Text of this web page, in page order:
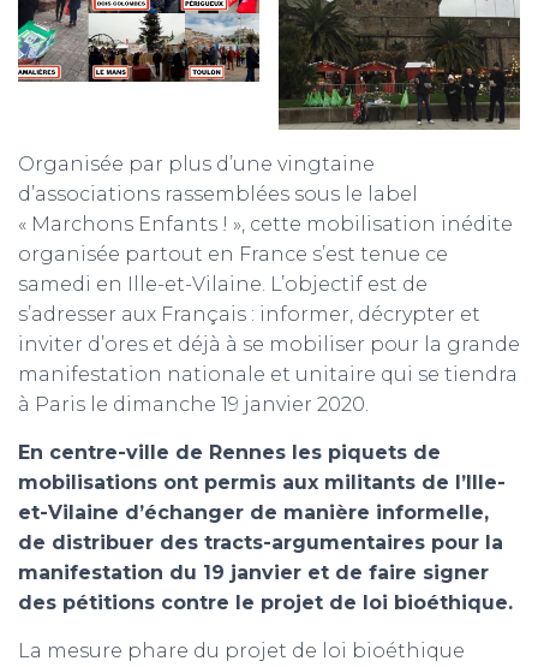
Organisée par plus d’une vingtaine
d’associations rassemblées sous le label
« Marchons Enfants ! », cette mobilisation inédite
organisée partout en France s’est tenue ce
samedi en Ille-et-Vilaine. L’objectif est de
s’adresser aux Français : informer, décrypter et
inviter d’ores et déjà à se mobiliser pour la grande
manifestation nationale et unitaire qui se tiendra
à Paris le dimanche 19 janvier 2020.
En centre-ville de Rennes les piquets de
mobilisations ont permis aux militants de l’Ille-
et-Vilaine d’échanger de manière informelle,
de distribuer des tracts-argumentaires pour la
manifestation du 19 janvier et de faire signer
des pétitions contre le projet de loi bioéthique.
La mesure phare du projet de loi bioéthique